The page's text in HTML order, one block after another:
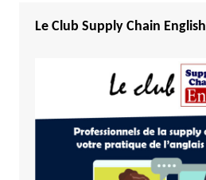
Le Club Supply Chain English